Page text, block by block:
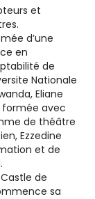
et
d’une
en
de
Nationale
Eliane
formée avec
de théâtre
Ezzedine
et de
de
sa